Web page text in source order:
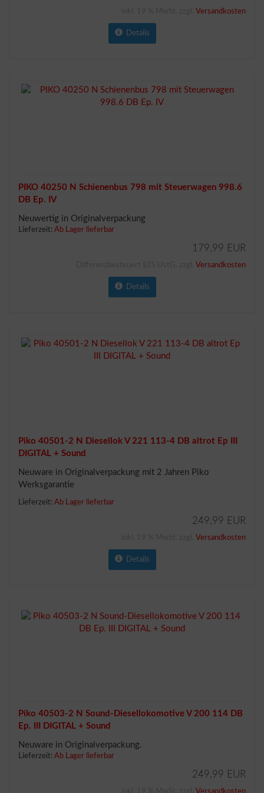
Versandkosten
Details
PIKO 40250 N Schienenbus 798 mit Steuerwagen 998.6
DB Ep. IV
Neuwertig in Originalverpackung
Lieferzeit: Ab Lager lieferbar
179,99 EUR
Versandkosten
Details
Piko 40501-2 N Diesellok V 221 113-4 DB altrot Ep III
DIGITAL + Sound
Neuware in Originalverpackung mit 2 Jahren Piko
Werksgarantie
Lieferzeit: Ab Lager lieferbar
249,99 EUR
Versandkosten
Details
Piko 40503-2 N Sound-Diesellokomotive V 200 114 DB
Ep. III DIGITAL + Sound
Neuware in Originalverpackung.
Lieferzeit: Ab Lager lieferbar
249,99 EUR
Versandkosten